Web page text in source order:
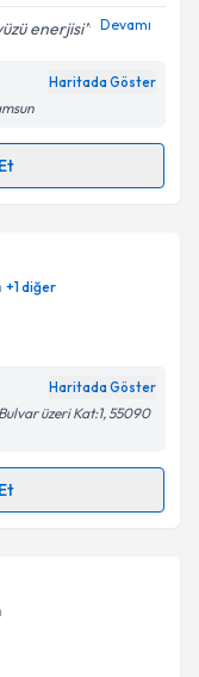
belirtilen
enerjisi Devamı
Haritada Göster
talebi
almanız için bir
ilişkinAydınlatma
belirtilen
+1diğer
Haritada Göster
üzeri Kat:1, 55090
takvimi talebi
almanız için bir